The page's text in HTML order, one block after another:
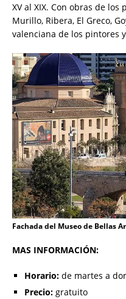
XV al XIX. Con obras de los
Murillo, Ribera, El Greco,
valenciana de los pintores
Fachada del Museo de Bellas
MAS INFORMACIÓN:
Horario: de martes a
Precio: gratuito